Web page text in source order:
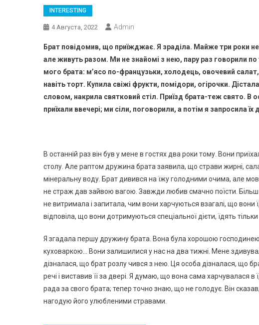
INTERESTING
4 Августа, 2022 Admin
Брат повідомив, що приїжджає. Я зраділа. Майже три роки
але живуть разом. Ми не знайомі з нею, пару раз говорили
мого брата: м’ясо по-французьки, холодець, овочевий салат,
навіть торт. Купила свіжі фрукти, помідори, огірочки.
словом, накрила святковий стіл. Приїзд брата-теж свято. В
приїхали ввечері; ми сіли, поговорили, а потім я запросила
В останній раз він був у мене в гостях два роки тому. Вони
столу. Але раптом дружина брата заявила, що страви жирні,
мінеральну воду. Брат дивився на їжу голодними очима, але
не страж дав зайвою вагою. Завжди любив смачно поїсти. Більш
не витримала і запитала, чим вони харчуються взагалі, що вони
відповіла, що вони дотримуються спеціальної дієти, їдять
Я згадала першу дружину брата. Вона була хорошою
куховаркою… Вони залишилися у нас на два тижні. Мене
дізналася, що брат розлу чився з нею. Ця особа дізналася, що
речі і виставив її за двері. Я думаю, що вона сама харчувалася
рада за свого брата; тепер точно знаю, що не голодує. Він
нагодую його улюбленими стравами.